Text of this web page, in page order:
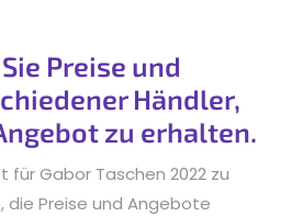
Preise und
Händler,
zu erhalten.
Gabor Taschen 2022 zu
Preise und Angebote